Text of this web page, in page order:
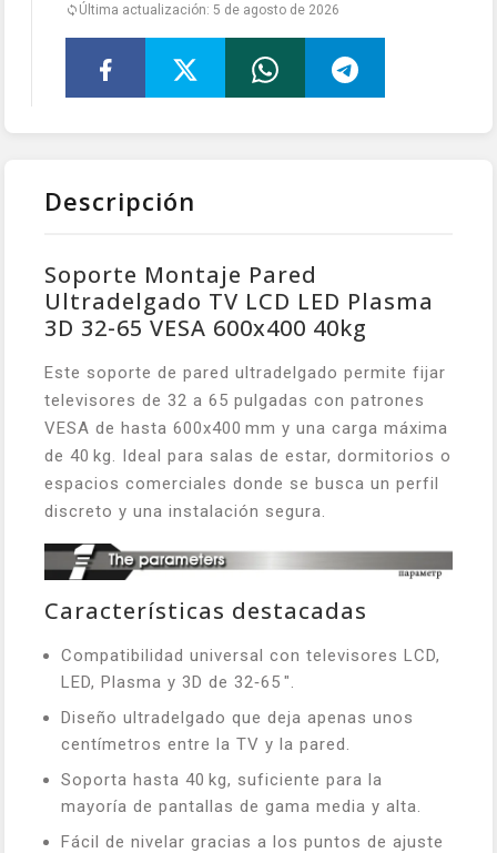
Última actualización: 5 de agosto de 2026
Descripción
Soporte Montaje Pared
Ultradelgado TV LCD LED Plasma
3D 32-65 VESA 600x400 40kg
Este soporte de pared ultradelgado permite fijar
televisores de 32 a 65 pulgadas con patrones
VESA de hasta 600x400 mm y una carga máxima
de 40 kg. Ideal para salas de estar, dormitorios o
espacios comerciales donde se busca un perfil
discreto y una instalación segura.
Características destacadas
Compatibilidad universal con televisores LCD,
LED, Plasma y 3D de 32‑65 ".
Diseño ultradelgado que deja apenas unos
centímetros entre la TV y la pared.
Soporta hasta 40 kg, suficiente para la
mayoría de pantallas de gama media y alta.
Fácil de nivelar gracias a los puntos de ajuste